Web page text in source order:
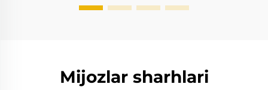
Mijozlar sharhlari